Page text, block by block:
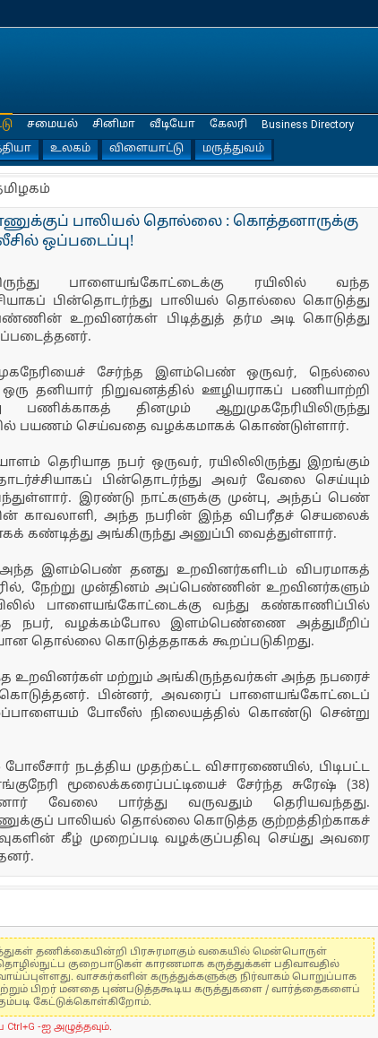
உலகம் விளையாட்டு மருத்துவம்
சமையல் சினிமா வீடியோ கேலரி Business Directory
பாலியல் தொல்லை : கொத்தனாருக்கு
ஒப்படைப்பு!
பாளையங்கோட்டைக்கு ரயிலில் வந்த
பின்தொடர்ந்து பாலியல் தொல்லை கொடுத்து
உறவினர்கள் பிடித்துத் தர்ம அடி கொடுத்து
சேர்ந்த இளம்பெண் ஒருவர், நெல்லை
தனியார் நிறுவனத்தில் ஊழியராகப் பணியாற்றி
தினமும் ஆறுமுகநேரியிலிருந்து
பயணம் செய்வதை வழக்கமாகக் கொண்டுள்ளார்.
தெரியாத நபர் ஒருவர், ரயிலிலிருந்து இறங்கும்
பின்தொடர்ந்து அவர் வேலை செய்யும்
இரண்டு நாட்களுக்கு முன்பு, அந்தப் பெண்
காவலாளி, அந்த நபரின் இந்த விபரீதச் செயலைக்
கண்டித்து அங்கிருந்து அனுப்பி வைத்துள்ளார்.
அந்த இளம்பெண் தனது உறவினர்களிடம் விபரமாகத்
நேற்று முன்தினம் அப்பெண்ணின் உறவினர்களும்
பாளையங்கோட்டைக்கு வந்து கண்காணிப்பில்
நபர், வழக்கம்போல இளம்பெண்ணை அத்துமீறிப்
தொல்லை கொடுத்ததாகக் கூறப்படுகிறது.
உறவினர்கள் மற்றும் அங்கிருந்தவர்கள் அந்த நபரைச்
கொடுத்தனர். பின்னர், அவரைப் பாளையங்கோட்டைப்
போலீஸ் நிலையத்தில் கொண்டு சென்று
நடத்திய முதற்கட்ட விசாரணையில், பிடிபட்ட
மூலைக்கரைப்பட்டியைச் சேர்ந்த சுரேஷ் (38)
வேலை பார்த்து வருவதும் தெரியவந்தது.
பாலியல் தொல்லை கொடுத்த குற்றத்திற்காகச்
கீழ் முறைப்படி வழக்குப்பதிவு செய்து அவரை
தணிக்கையின்றி பிரசுரமாகும் வகையில் மென்பொருள்
குறைபாடுகள் காரணமாக கருத்துக்கள் பதிவாவதில்
வாசகர்களின் கருத்துக்களுக்கு நிர்வாகம் பொறுப்பாக
பிறர் மனதை புண்படுத்தகூடிய கருத்துகளை / வார்த்தைகளைப்
கேட்டுக்கொள்கிறோம்.
-ஐ அழுத்தவும்.